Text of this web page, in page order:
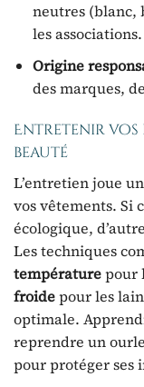
neutres
les associations.
Origine
des marques,
Entretenir vos
beauté
L’entretien joue
vos vêtements. Si
écologique,
Les techniques
températurepour
froidepour les
optimale.
reprendre un
pour protéger ses